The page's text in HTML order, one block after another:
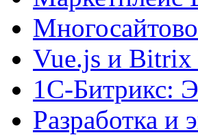
Vue.js и Bitrix
1С-Битрикс:
Разработка и